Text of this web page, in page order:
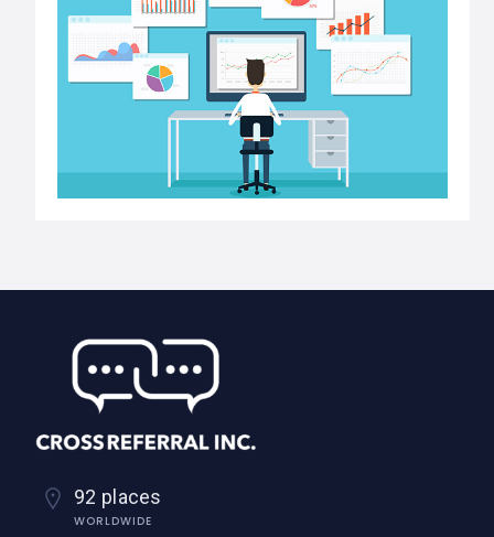
92 places
WORLDWIDE